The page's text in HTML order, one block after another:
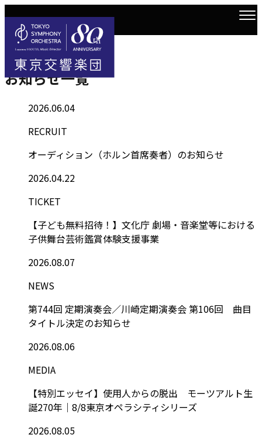
トップ お知らせ一覧
Information
お知らせ一覧
2026.06.04
RECRUIT
オーディション（ホルン首席奏者）のお知らせ
2026.04.22
TICKET
【子ども無料招待！】文化庁 劇場・音楽堂等における
子供舞台芸術鑑賞体験支援事業
2026.08.07
NEWS
第744回 定期演奏会／川崎定期演奏会 第106回 曲目
タイトル決定のお知らせ
2026.08.06
MEDIA
【特別エッセイ】使用人からの脱出 モーツアルト生
誕270年｜8/8東京オペラシティシリーズ
2026.08.05